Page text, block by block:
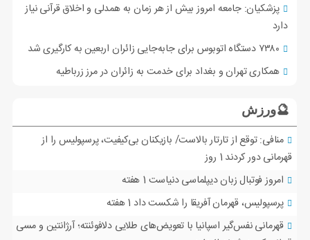
پزشکیان: جامعه امروز بیش از هر زمان به همدلی و اخلاق قرآنی نیاز
دارد
۷۳۸۰ دستگاه اتوبوس برای جابه‌جایی زائران اربعین به‌ کارگیری شد
همکاری تهران و بغداد برای خدمت به زائران در مرز زرباطیه
🔮ورزش
منافی: توقع از تارتار بالاست/ بازیکنان بی‌کیفیت، پرسپولیس را از
قهرمانی دور کردند 1 روز
امروز فوتبال زبان دیپلماسی دنیاست 1 هفته
پرسپولیس، قهرمان آفریقا را شکست داد 1 هفته
قهرمانی نفس‌گیر اسپانیا با تعویض‌های طلایی دلافوئنته؛ آرژانتین و مسی